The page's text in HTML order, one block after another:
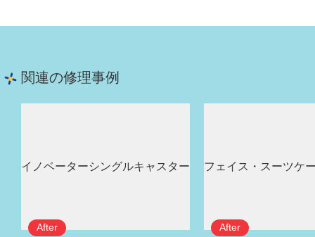
関連の修理事例